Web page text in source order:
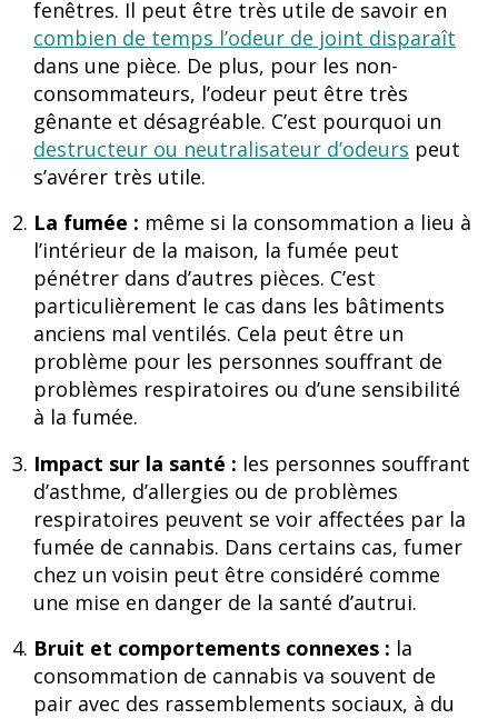
fenêtres. Il peut être très utile de savoir en
combien de temps l’odeur de joint disparaît
dans une pièce. De plus, pour les non-
consommateurs, l’odeur peut être très
gênante et désagréable. C’est pourquoi un
destructeur ou neutralisateur d’odeurs peut
s’avérer très utile.
La fumée : même si la consommation a lieu à
l’intérieur de la maison, la fumée peut
pénétrer dans d’autres pièces. C’est
particulièrement le cas dans les bâtiments
anciens mal ventilés. Cela peut être un
problème pour les personnes souffrant de
problèmes respiratoires ou d’une sensibilité
à la fumée.
Impact sur la santé : les personnes souffrant
d’asthme, d’allergies ou de problèmes
respiratoires peuvent se voir affectées par la
fumée de cannabis. Dans certains cas, fumer
chez un voisin peut être considéré comme
une mise en danger de la santé d’autrui.
Bruit et comportements connexes : la
consommation de cannabis va souvent de
pair avec des rassemblements sociaux, à du